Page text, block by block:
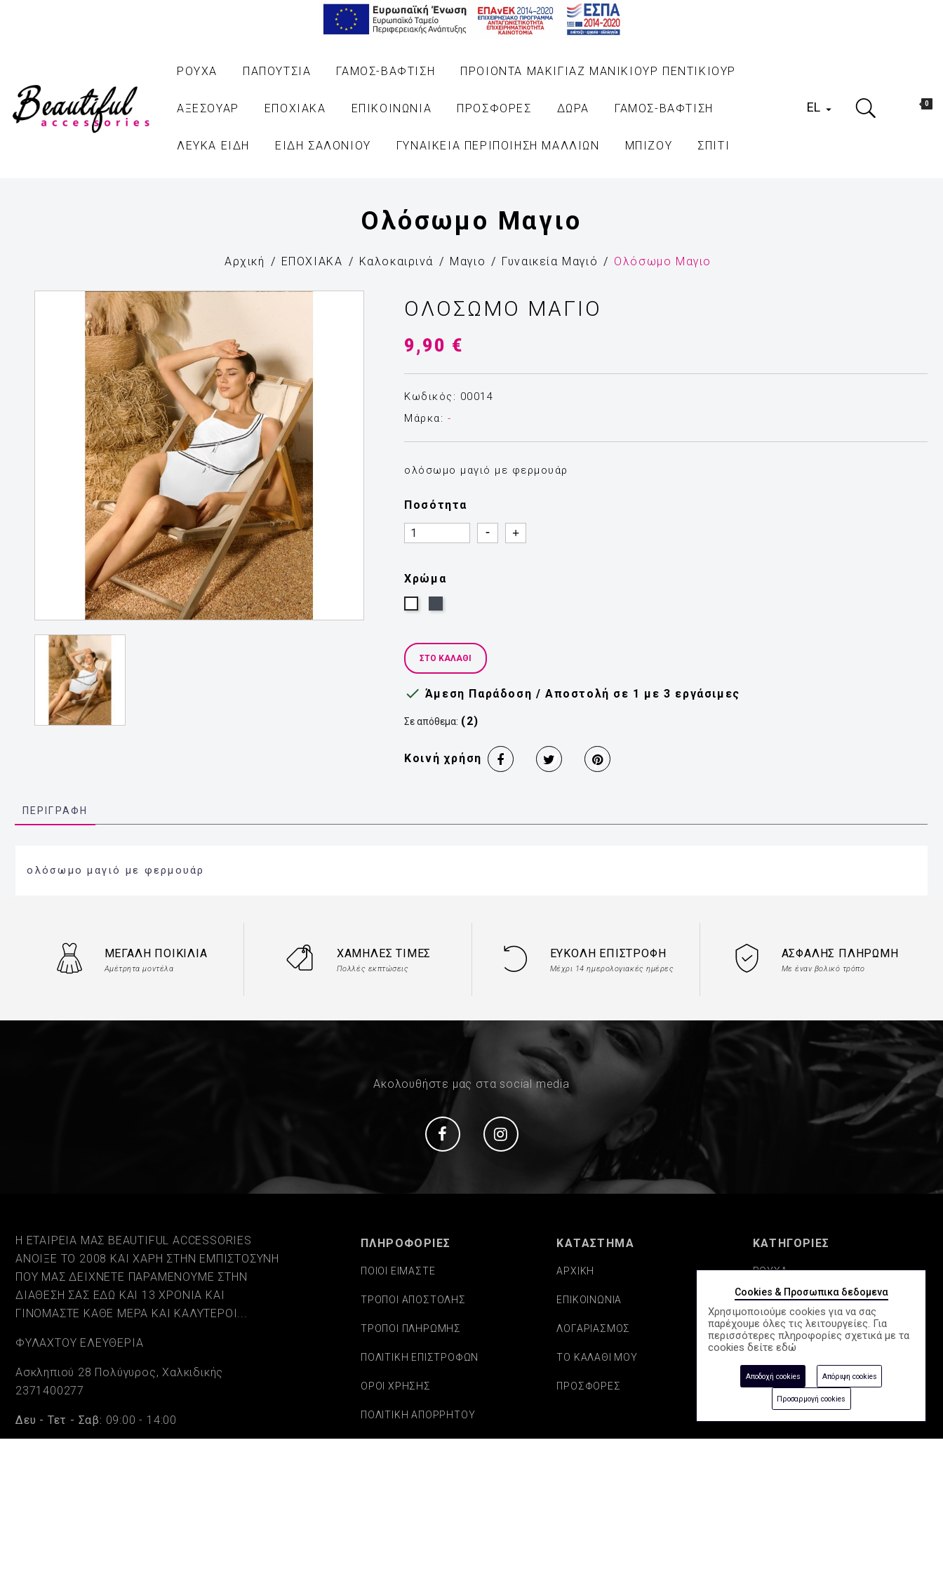
ΡΟΥΧΑ ΠΑΠΟΥΤΣΙΑ ΓΑΜΟΣ-ΒΑΦΤΙΣΗ ΠΡΟΙΟΝΤΑ ΜΑΚΙΓΙΑΖ ΜΑΝΙΚΙΟΥΡ ΠΕΝΤΙΚΙΟΥΡ
ΑΞΕΣΟΥΑΡ ΕΠΟΧΙΑΚΑ ΕΠΙΚΟΙΝΩΝΙΑ ΠΡΟΣΦΟΡΕΣ ΔΩΡΑ ΓΑΜΟΣ-ΒΑΦΤΙΣΗ
ΛΕΥΚΑ ΕΙΔΗ ΕΙΔΗ ΣΑΛΟΝΙΟΥ ΓΥΝΑΙΚΕΙΑ ΠΕΡΙΠΟΙΗΣΗ ΜΑΛΛΙΩΝ ΜΠΙΖΟΥ ΣΠΙΤΙ
EL  0
Ολόσωμο Μαγιο
Αρχική ΕΠΟΧΙΑΚΑ Καλοκαιρινά Μαγιο Γυναικεία Μαγιό Ολόσωμο Μαγιο
ΟΛΌΣΩΜΟ ΜΑΓΙΟ
9,90 €
Κωδικός: 00014
Μάρκα: -
ολόσωμο μαγιό με φερμουάρ
Ποσότητα
Quantity
Quantity
Χρώμα
ΣΤΟ ΚΑΛΆΘΙ
 Άμεση Παράδοση / Αποστολή σε 1 με 3 εργάσιμες
Σε απόθεμα: (2)
Κοινή χρήση
ΠΕΡΙΓΡΑΦΉ
ολόσωμο μαγιό με φερμουάρ
ΜΕΓΆΛΗ ΠΟΙΚΙΛΊΑ
Αμέτρητα μοντέλα
ΧΑΜΗΛΈΣ ΤΙΜΈΣ
Πολλές εκπτώσεις
ΕΎΚΟΛΗ ΕΠΙΣΤΡΟΦΉ
Μέχρι 14 ημερολογιακές ημέρες
ΑΣΦΑΛΉΣ ΠΛΗΡΩΜΉ
Με έναν βολικό τρόπο
Ακολουθήστε μας στα social media
Social Social
Η ΕΤΑΙΡΕΙΑ ΜΑΣ BEAUTIFUL ACCESSORIES
ΑΝΟΙΞΕ ΤΟ 2008 ΚΑΙ ΧΑΡΗ ΣΤΗΝ ΕΜΠΙΣΤΟΣΥΝΗ
ΠΟΥ ΜΑΣ ΔΕΙΧΝΕΤΕ ΠΑΡΑΜΕΝΟΥΜΕ ΣΤΗΝ
ΔΙΑΘΕΣΗ ΣΑΣ ΕΔΩ ΚΑΙ 13 ΧΡΟΝΙΑ ΚΑΙ
ΓΙΝΟΜΑΣΤΕ ΚΑΘΕ ΜΕΡΑ ΚΑΙ ΚΑΛΥΤΕΡΟΙ...
ΦΥΛΑΧΤΟΥ ΕΛΕΥΘΕΡΙΑ
Ασκληπιού 28 Πολύγυρος, Χαλκιδικής
2371400277
Δευ - Τετ - Σαβ: 09:00 - 14:00
ΠΛΗΡΟΦΟΡΙΕΣ
ΠΟΙΟΙ ΕΙΜΑΣΤΕ
ΤΡΟΠΟΙ ΑΠΟΣΤΟΛΗΣ
ΤΡΟΠΟΙ ΠΛΗΡΩΜΗΣ
ΠΟΛΙΤΙΚΗ ΕΠΙΣΤΡΟΦΩΝ
ΟΡΟΙ ΧΡΗΣΗΣ
ΠΟΛΙΤΙΚΗ ΑΠΟΡΡΗΤΟΥ
ΚΑΤΑΣΤΗΜΑ
ΑΡΧΙΚΗ
ΕΠΙΚΟΙΝΩΝΙΑ
ΛΟΓΑΡΙΑΣΜΟΣ
ΤΟ ΚΑΛΑΘΙ ΜΟΥ
ΠΡΟΣΦΟΡΕΣ
ΚΑΤΗΓΟΡΙΕΣ
ΡΟΥΧΑ
ΠΑΠΟΥΤΣΙΑ
ΚΑΛΛΥΝΤΙΚΑ
ΕΠΟΧΙΑΚΑ
Cookies & Προσωπικα δεδομενα
Χρησιμοποιούμε cookies για να σας
παρέχουμε όλες τις λειτουργείες. Για
περισσότερες πληροφορίες σχετικά με τα
cookies δείτεεδώ
Αποδοχή cookies Απόριψη cookies
Προσαρμογή cookies